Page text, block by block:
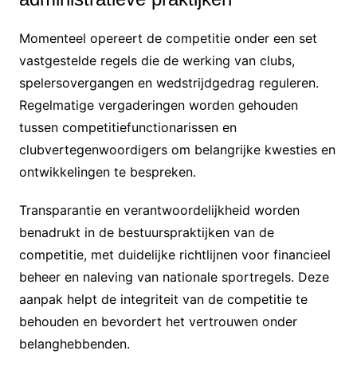
Momenteel opereert de competitie onder een set
vastgestelde regels die de werking van clubs,
spelersovergangen en wedstrijdgedrag reguleren.
Regelmatige vergaderingen worden gehouden
tussen competitiefunctionarissen en
clubvertegenwoordigers om belangrijke kwesties en
ontwikkelingen te bespreken.
Transparantie en verantwoordelijkheid worden
benadrukt in de bestuurspraktijken van de
competitie, met duidelijke richtlijnen voor financieel
beheer en naleving van nationale sportregels. Deze
aanpak helpt de integriteit van de competitie te
behouden en bevordert het vertrouwen onder
belanghebbenden.